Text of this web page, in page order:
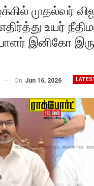
முதல்வர்
உயர்
இனிகோ
On Jun 16, 2026